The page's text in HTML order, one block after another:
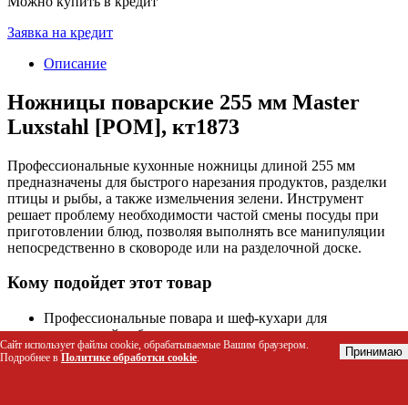
Заявка на кредит
Описание
Ножницы поварские 255 мм Master
Luxstahl [POM], кт1873
Профессиональные кухонные ножницы длиной 255 мм
предназначены для быстрого нарезания продуктов, разделки
птицы и рыбы, а также измельчения зелени. Инструмент
решает проблему необходимости частой смены посуды при
приготовлении блюд, позволяя выполнять все манипуляции
непосредственно в сковороде или на разделочной доске.
Кому подойдет этот товар
Профессиональные повара и шеф-кухари для
ежедневной работы на кухне
Домашние хозяйки, часто использующие ножницы
вместо ножа для удобства нарезки
Сайт использует файлы cookie, обрабатываемые Вашим браузером.
Подробнее в Политике обработки cookie. Принимаю